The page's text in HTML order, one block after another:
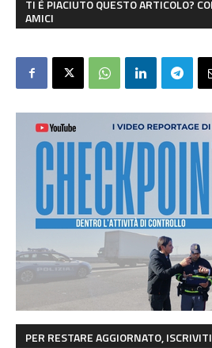
TI È PIACIUTO QUESTO ARTICOLO?
AMICI
PER RESTARE AGGIORNATO,